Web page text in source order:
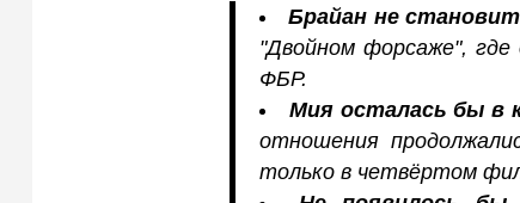
Брайан не
"Двойном форсаже",
ФБР.
Мия осталась бы в
отношения
только в четвёртом